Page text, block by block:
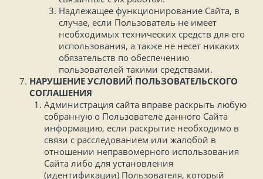
Надлежащее функционирование Сайта, в
случае, если Пользователь не имеет
необходимых технических средств для его
использования, а также не несет никаких
обязательств по обеспечению
пользователей такими средствами.
НАРУШЕНИЕ УСЛОВИЙ ПОЛЬЗОВАТЕЛЬСКОГО
СОГЛАШЕНИЯ
Администрация сайта вправе раскрыть любую
собранную о Пользователе данного Сайта
информацию, если раскрытие необходимо в
связи с расследованием или жалобой в
отношении неправомерного использования
Сайта либо для установления
(идентификации) Пользователя, который